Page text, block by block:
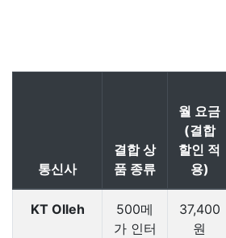
통신사
결합 상
품 종류
월 요금
(결합
할인 적
용)
KT Olleh
500메
가 인터
37,400
원